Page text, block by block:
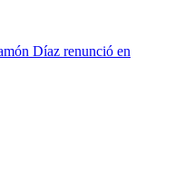
Díaz renunció en